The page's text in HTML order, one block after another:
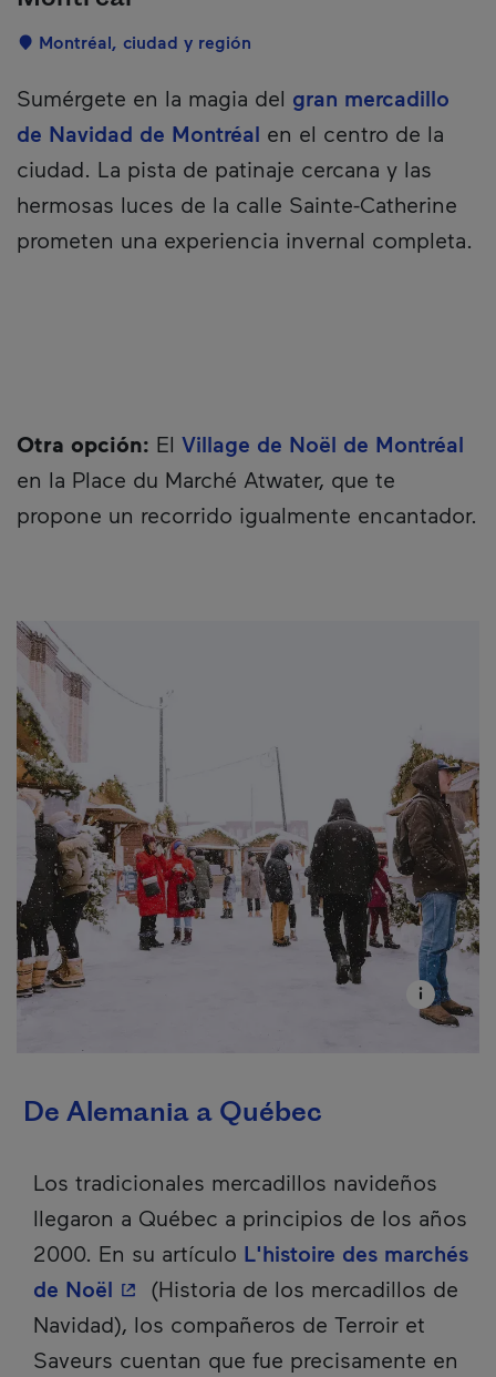
Localisation
Montréal, ciudad y región
Description
Sumérgete en la magia del gran mercadillo
de Navidad de Montréal en el centro de la
ciudad. La pista de patinaje cercana y las
hermosas luces de la calle Sainte-Catherine
prometen una experiencia invernal completa.
Otra opción: El Village de Noël de Montréal
en la Place du Marché Atwater, que te
propone un recorrido igualmente encantador.
De Alemania a Québec
Los tradicionales mercadillos navideños
llegaron a Québec a principios de los años
2000. En su artículo L'histoire des marchés
de Noël - Este hipervínculo se abrirá en una
(Historia de los mercadillos de
Navidad), los compañeros de Terroir et
Saveurs cuentan que fue precisamente en